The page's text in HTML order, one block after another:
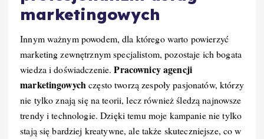
marketingowych
Innym ważnym powodem, dla którego warto powierzyć
marketing zewnętrznym specjalistom, pozostaje ich bogata
wiedza i doświadczenie.Pracownicy agencji
marketingowychczęsto tworzą zespoły pasjonatów, którzy
nie tylko znają się na teorii, lecz również śledzą najnowsze
trendy i technologie. Dzięki temu moje kampanie nie tylko
stają się bardziej kreatywne, ale także skuteczniejsze, co w